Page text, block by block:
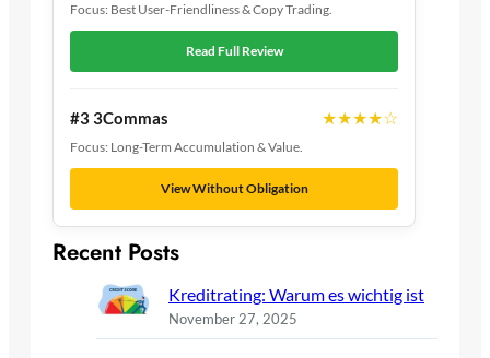
Focus: Best User-Friendliness & Copy Trading.
Read Full Review
#3 3Commas ★★★★☆
Focus: Long-Term Accumulation & Value.
View Without Obligation
Recent Posts
Kreditrating: Warum es wichtig ist
November 27, 2025